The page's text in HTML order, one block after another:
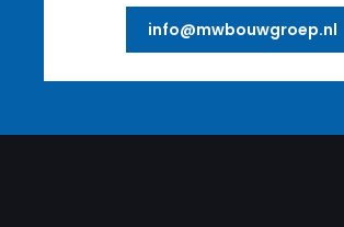
info@mwbouwgroep.nl